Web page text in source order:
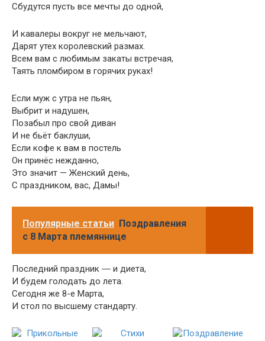
Сбудутся пусть все мечты до одной,
И кавалеры вокруг не мельчают,
Дарят утех королевский размах.
Всем вам с любимым закаты встречая,
Таять пломбиром в горячих руках!
Если муж с утра не пьян,
Выбрит и надушен,
Позабыл про свой диван
И не бьёт баклуши,
Если кофе к вам в постель
Он принёс нежданно,
Это значит — Женский день,
С праздником, вас, Дамы!
Популярные статьи Поздравления
с 8 Марта племяннице
Последний праздник ― и диета,
И будем голодать до лета.
Сегодня же 8-е Марта,
И стол по высшему стандарту.